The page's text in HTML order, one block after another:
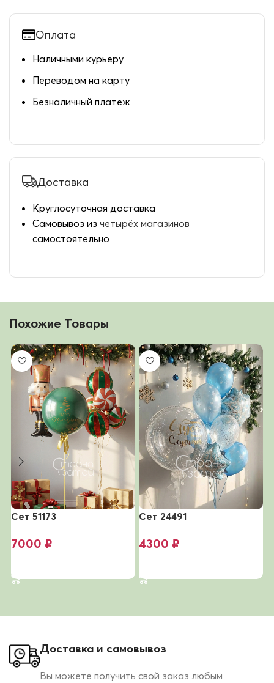
Оплата
Наличными курьеру
Переводом на карту
Безналичный платеж
Доставка
Круглосуточная доставка
Самовывоз из четырёх магазинов
самостоятельно
Похожие Товары
Сет 51173
7000 ₽
Сет 24491
4300 ₽
Доставка и самовывоз
Вы можете получить свой заказ любым